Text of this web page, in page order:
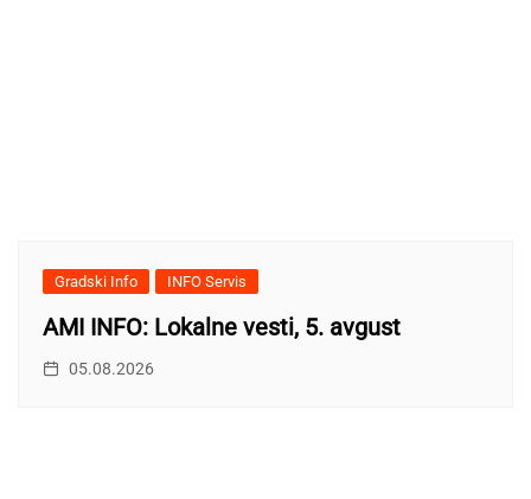
Gradski Info INFO Servis
AMI INFO: Lokalne vesti, 5. avgust
05.08.2026